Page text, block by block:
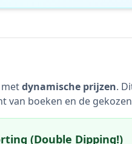
dynamische prijzen.
van boeken en de
(Double Dipping!)